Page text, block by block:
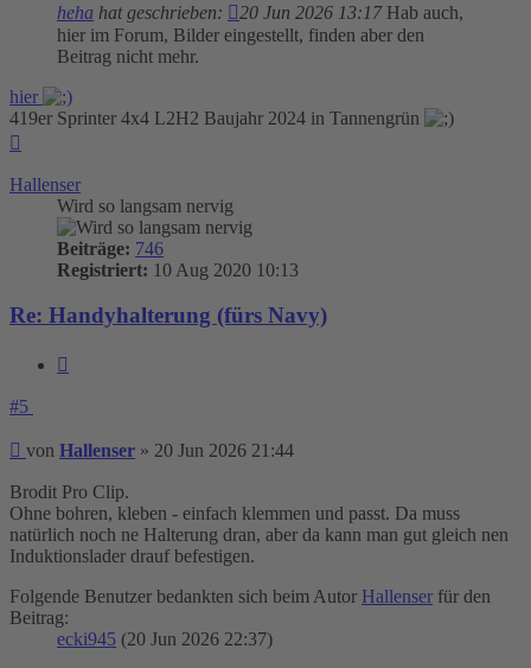
heha hat geschrieben: 20 Jun 2026 13:17Hab auch,
hier im Forum, Bilder eingestellt, finden aber den
Beitrag nicht mehr.
hier
419er Sprinter 4x4 L2H2 Baujahr 2024 in Tannengrün
Hallenser
Wird so langsam nervig
Beiträge: 746
Registriert: 10 Aug 2020 10:13
Re: Handyhalterung (fürs Navy)
#5
Beitrag
von Hallenser » 20 Jun 2026 21:44
Brodit Pro Clip.
Ohne bohren, kleben - einfach klemmen und passt. Da muss
natürlich noch ne Halterung dran, aber da kann man gut gleich nen
Induktionslader drauf befestigen.
Folgende Benutzer bedankten sich beim Autor Hallenser für den
Beitrag:
ecki945 (20 Jun 2026 22:37)